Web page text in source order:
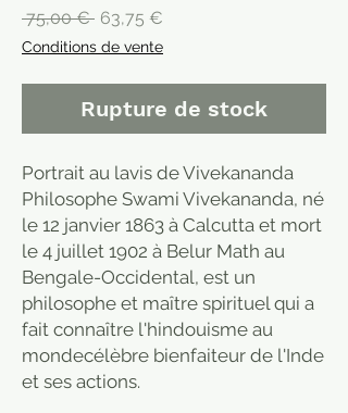
75,00 € Prix
original
63,75 €
Conditions de vente
Rupture de stock
Portrait au lavis de Vivekananda
Philosophe Swami Vivekananda, né
le 12 janvier 1863 à Calcutta et mort
le 4 juillet 1902 à Belur Math au
Bengale-Occidental, est un
philosophe et maître spirituel qui a
fait connaître l'hindouisme au
mondecélèbre bienfaiteur de l'Inde
et ses actions.